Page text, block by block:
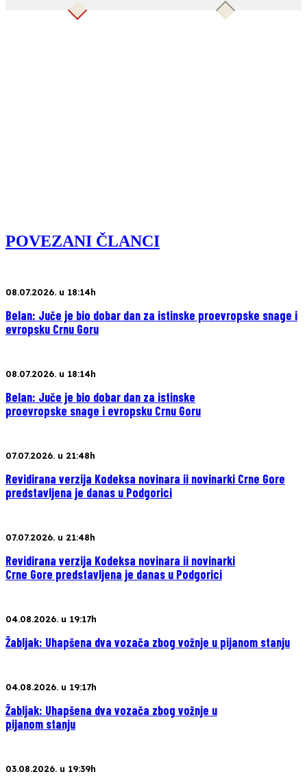
POVEZANI ČLANCI
08.07.2026. u 18:14h
Belan: Juče je bio dobar dan za istinske proevropske snage i
evropsku Crnu Goru
08.07.2026. u 18:14h
Belan: Juče je bio dobar dan za istinske
proevropske snage i evropsku Crnu Goru
07.07.2026. u 21:48h
Revidirana verzija Kodeksa novinara ii novinarki Crne Gore
predstavljena je danas u Podgorici
07.07.2026. u 21:48h
Revidirana verzija Kodeksa novinara ii novinarki
Crne Gore predstavljena je danas u Podgorici
04.08.2026. u 19:17h
Žabljak: Uhapšena dva vozača zbog vožnje u pijanom stanju
04.08.2026. u 19:17h
Žabljak: Uhapšena dva vozača zbog vožnje u
pijanom stanju
03.08.2026. u 19:39h